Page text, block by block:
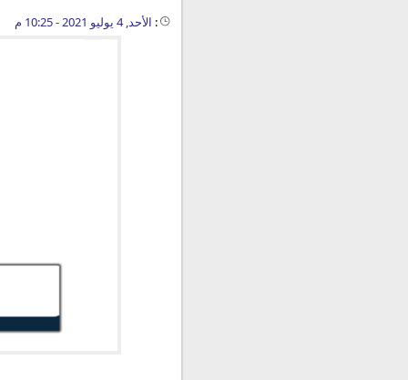
: الأحد, 4 يوليو 2021 - 10:25 م